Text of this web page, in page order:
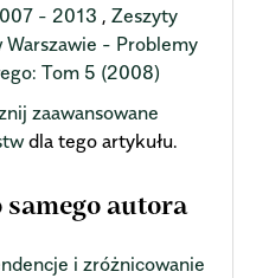
- 2013 , Zeszyty
Warszawie - Problemy
Tom 5 (2008)
zaawansowane
dla tego artykułu.
autora
i zróżnicowanie